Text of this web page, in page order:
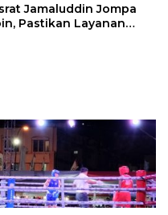
Jamaluddin Jompa
Pastikan Layanan